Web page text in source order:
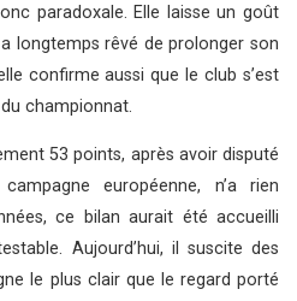
paradoxale. Elle laisse un goût
longtemps rêvé de prolonger son
confirme aussi que le club s’est
championnat.
53 points, après avoir disputé
européenne, n’a rien
ce bilan aurait été accueilli
Aujourd’hui, il suscite des
le plus clair que le regard porté